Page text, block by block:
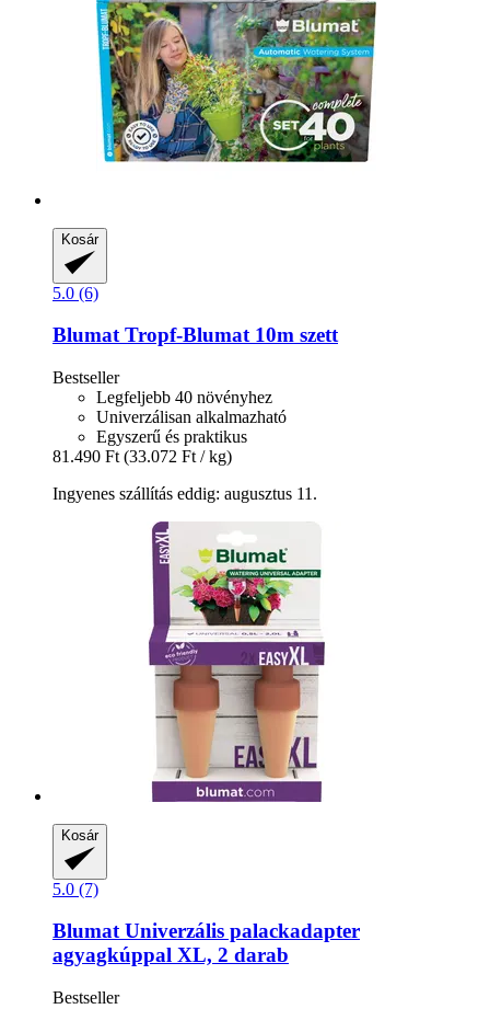
Kosár
5.0 (6)
BlumatTropf-​Blumat 10m szett
Bestseller
Legfeljebb 40 növényhez
Univerzálisan alkalmazható
Egyszerű és praktikus
81.490 Ft (33.072 Ft / kg)
Ingyenes szállítás eddig: augusztus 11.
Kosár
5.0 (7)
BlumatUniverzális palackadapter
agyagkúppal XL, 2 darab
Bestseller